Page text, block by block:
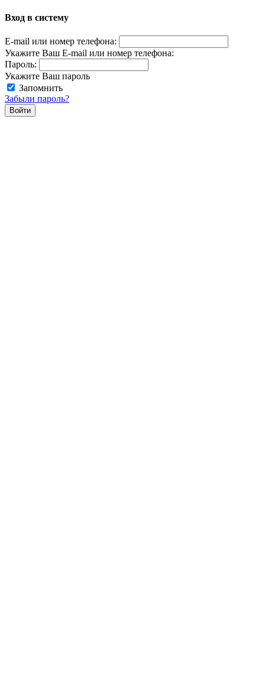
Вход в систему
E-mail или номер телефона:
Укажите Ваш E-mail или номер телефона:
Пароль:
Укажите Ваш пароль
Запомнить
Забыли пароль?